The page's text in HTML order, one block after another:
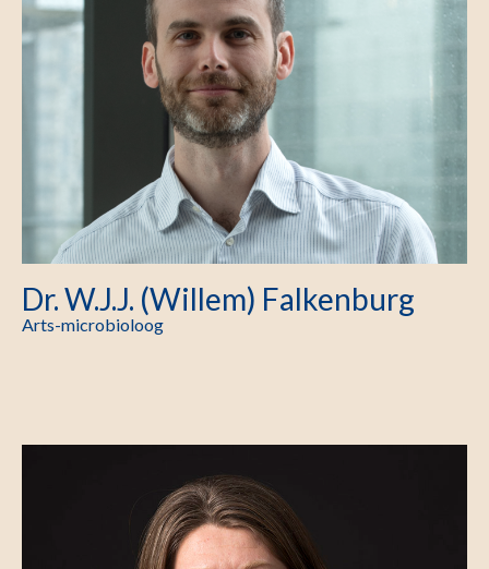
Dr. W.J.J. (Willem) Falkenburg
Arts-microbioloog